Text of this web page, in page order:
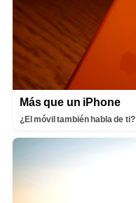
Más que un iPhone
¿El móvil también habla de ti?